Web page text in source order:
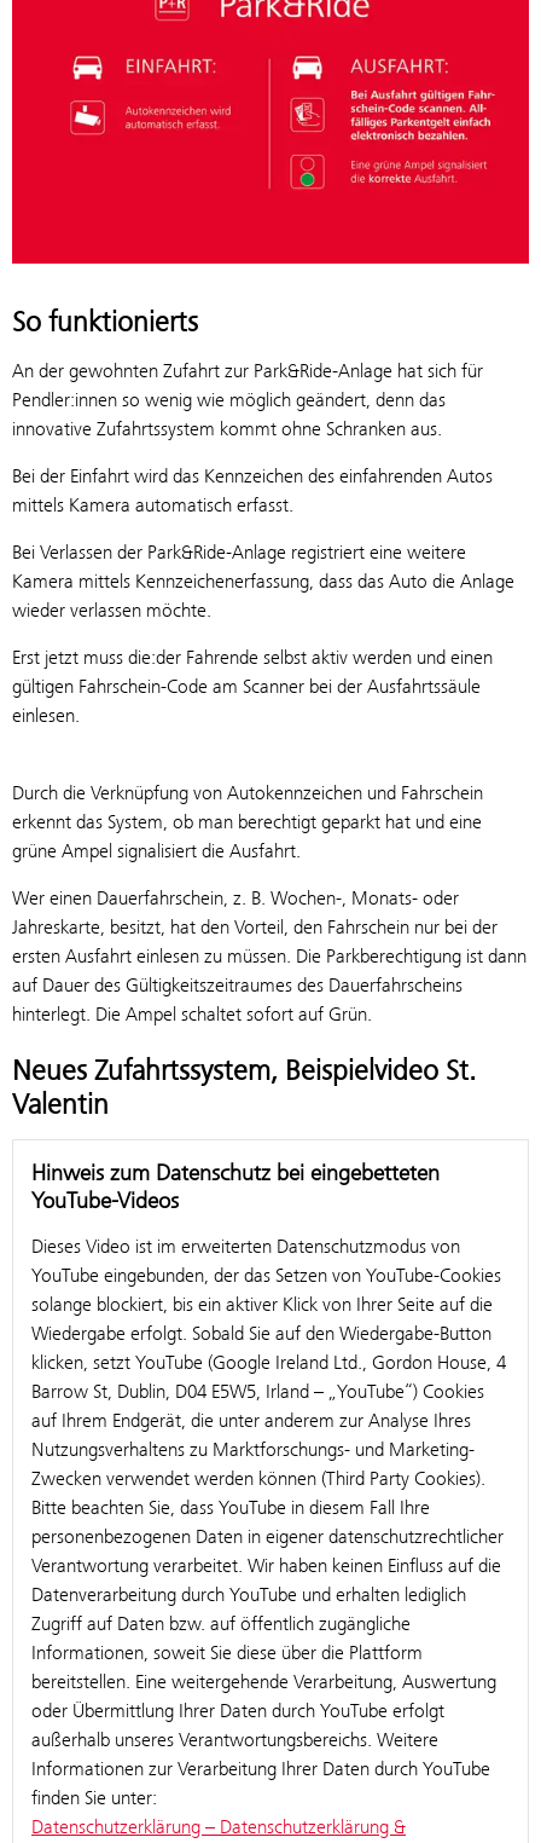
So funktionierts
An der gewohnten Zufahrt zur Park&Ride-Anlage hat sich für
Pendler:innen so wenig wie möglich geändert, denn das
innovative Zufahrtssystem kommt ohne Schranken aus.
Bei der Einfahrt wird das Kennzeichen des einfahrenden Autos
mittels Kamera automatisch erfasst.
Bei Verlassen der Park&Ride-Anlage registriert eine weitere
Kamera mittels Kennzeichenerfassung, dass das Auto die Anlage
wieder verlassen möchte.
Erst jetzt muss die:der Fahrende selbst aktiv werden und einen
gültigen Fahrschein-Code am Scanner bei der Ausfahrtssäule
einlesen.
Durch die Verknüpfung von Autokennzeichen und Fahrschein
erkennt das System, ob man berechtigt geparkt hat und eine
grüne Ampel signalisiert die Ausfahrt.
Wer einen Dauerfahrschein, z. B. Wochen-, Monats- oder
Jahreskarte, besitzt, hat den Vorteil, den Fahrschein nur bei der
ersten Ausfahrt einlesen zu müssen. Die Parkberechtigung ist dann
auf Dauer des Gültigkeitszeitraumes des Dauerfahrscheins
hinterlegt. Die Ampel schaltet sofort auf Grün.
Neues Zufahrtssystem, Beispielvideo St.
Valentin
Hinweis zum Datenschutz bei eingebetteten
YouTube-Videos
Dieses Video ist im erweiterten Datenschutzmodus von
YouTube eingebunden, der das Setzen von YouTube-Cookies
solange blockiert, bis ein aktiver Klick von Ihrer Seite auf die
Wiedergabe erfolgt. Sobald Sie auf den Wiedergabe-Button
klicken, setzt YouTube (Google Ireland Ltd., Gordon House, 4
Barrow St, Dublin, D04 E5W5, Irland – „YouTube“) Cookies
auf Ihrem Endgerät, die unter anderem zur Analyse Ihres
Nutzungsverhaltens zu Marktforschungs- und Marketing-
Zwecken verwendet werden können (Third Party Cookies).
Bitte beachten Sie, dass YouTube in diesem Fall Ihre
personenbezogenen Daten in eigener datenschutzrechtlicher
Verantwortung verarbeitet. Wir haben keinen Einfluss auf die
Datenverarbeitung durch YouTube und erhalten lediglich
Zugriff auf Daten bzw. auf öffentlich zugängliche
Informationen, soweit Sie diese über die Plattform
bereitstellen. Eine weitergehende Verarbeitung, Auswertung
oder Übermittlung Ihrer Daten durch YouTube erfolgt
außerhalb unseres Verantwortungsbereichs. Weitere
Informationen zur Verarbeitung Ihrer Daten durch YouTube
finden Sie unter:
Datenschutzerklärung – Datenschutzerklärung &